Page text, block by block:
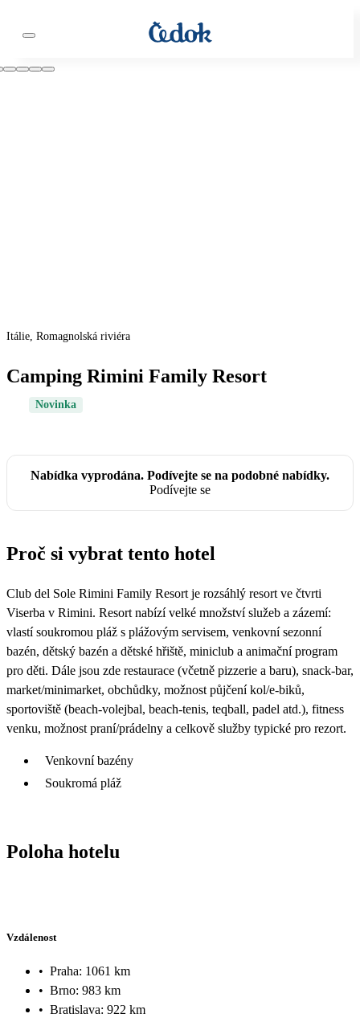
Itálie, Romagnolská riviéra
Camping Rimini Family Resort
Novinka
Nabídka vyprodána. Podívejte se na podobné nabídky.
Podívejte se
Proč si vybrat tento hotel
Club del Sole Rimini Family Resort je rozsáhlý resort ve čtvrti
Viserba v Rimini. Resort nabízí velké množství služeb a zázemí:
vlastí soukromou pláž s plážovým servisem, venkovní sezonní
bazén, dětský bazén a dětské hřiště, miniclub a animační program
pro děti. Dále jsou zde restaurace (včetně pizzerie a baru), snack-bar,
market/minimarket, obchůdky, možnost půjčení kol/e-biků,
sportoviště (beach-volejbal, beach-tenis, teqball, padel atd.), fitness
venku, možnost praní/prádelny a celkově služby typické pro rezort.
Venkovní bazény
Soukromá pláž
Poloha hotelu
Vzdálenost
• Praha: 1061 km
• Brno: 983 km
• Bratislava: 922 km